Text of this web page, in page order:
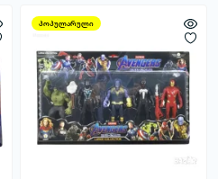
პოპულარული